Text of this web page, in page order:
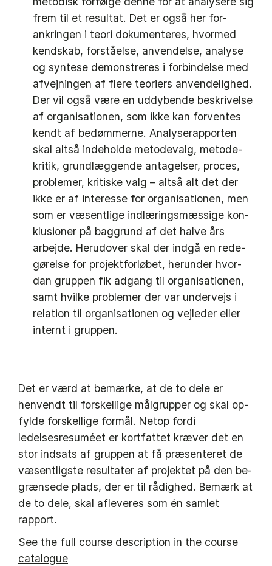
frem til et resultat. Det er også her for­
ankringen i teori dokumenteres, hvormed
kendskab, forstå­else, anvendelse, analyse
og syntese demonstreres i forbindelse med
afvejningen af flere teoriers anvendelighed.
Der vil også være en uddybende beskrivelse
af organisationen, som ikke kan forven­tes
kendt af bedømmerne. Ana­lyse­rapporten
skal altså indeholde meto­devalg, metode­
kritik, grundlæggende antagel­ser, pro­ces,
problemer, kritiske valg – altså alt det der
ikke er af interesse for organisationen, men
som er væsentlige indlæringsmæssige kon­
klusioner på baggrund af det halve års
arbejde. Herudover skal der indgå en rede­
gørelse for projektforløbet, herunder hvor­
dan grup­pen fik ad­gang til organisationen,
samt hvilke problemer der var under­vejs i
rela­tion til organisationen og vejle­der eller
internt i grup­pen.
Det er værd at bemærke, at de to dele er
henvendt til forskellige målgrupper og skal op­
fylde forskellige formål. Netop fordi
ledelsesresuméet er kortfattet kræver det en
stor indsats af gruppen at få præsenteret de
væsentligste resultater af projektet på den be­
grænsede plads, der er til rådighed. Bemærk at
de to dele, skal afleveres som én samlet
rapport.
See the full course description in the course
catalogue